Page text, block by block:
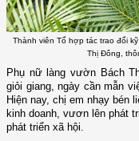
Thành viên Tổ hợp tác trao đổi
Thị Đông,
Phụ nữ làng vườn Bách
giỏi giang, ngày cần mẫn
Hiện nay, chị em nhạy bén
kinh doanh, vươn lên phát
phát triển xã hội.